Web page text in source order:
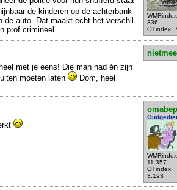
336
OTindex:
de kinderen op de achterbank
de auto. Dat maakt echt het verschil
prof crimineel...
met je eens! Die man had én zijn
moeten laten
Dom, heel
omabep
11.357
OTindex:
3.193